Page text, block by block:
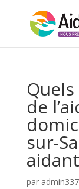
de
sur-
par